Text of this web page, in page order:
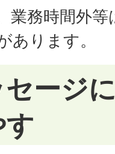
業務時間外
あります。
ージ
す